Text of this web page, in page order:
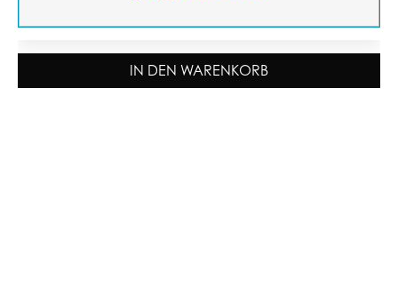
IN DEN WARENKORB